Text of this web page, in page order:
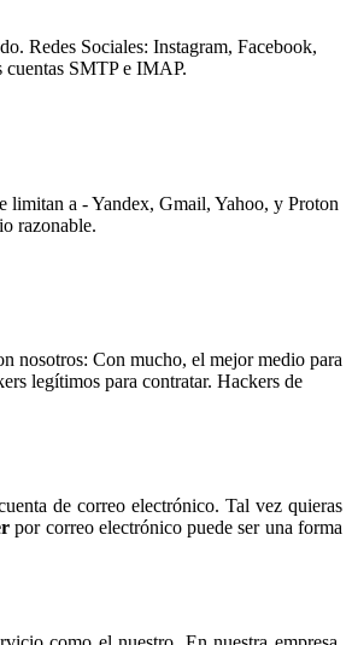
Redes Sociales: Instagram, Facebook,
SMTP e IMAP.
limitan a - Yandex, Gmail, Yahoo, y Proton
razonable.
nosotros: Con mucho, el mejor medio para
legítimos para contratar. Hackers de
de correo electrónico. Tal vez quieras
por correo electrónico puede ser una forma